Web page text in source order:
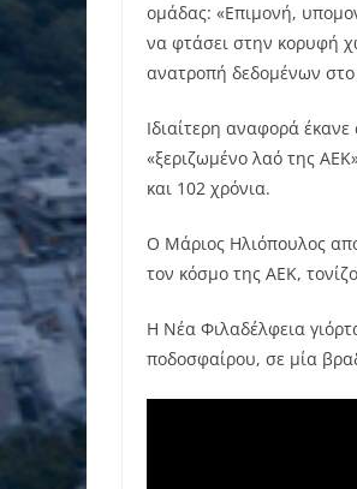
ομάδας: «Επιμονή,
να φτάσει στην κορυφή
ανατροπή δεδομένων
Ιδιαίτερη αναφορά
«ξεριζωμένο λαό της
και 102 χρόνια.
Ο Μάριος Ηλιόπουλος
τον κόσμο της ΑΕΚ,
Η Νέα Φιλαδέλφεια
ποδοσφαίρου, σε μία